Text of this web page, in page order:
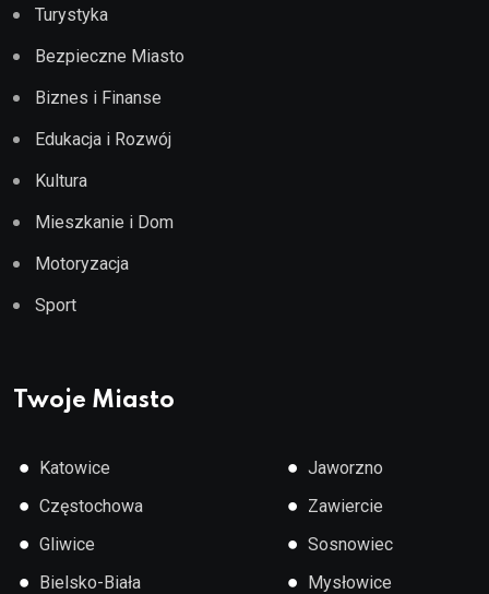
Turystyka
Bezpieczne Miasto
Biznes i Finanse
Edukacja i Rozwój
Kultura
Mieszkanie i Dom
Motoryzacja
Sport
Twoje Miasto
● Katowice
● Częstochowa
● Gliwice
● Bielsko-Biała
● Jaworzno
● Zawiercie
● Sosnowiec
● Mysłowice